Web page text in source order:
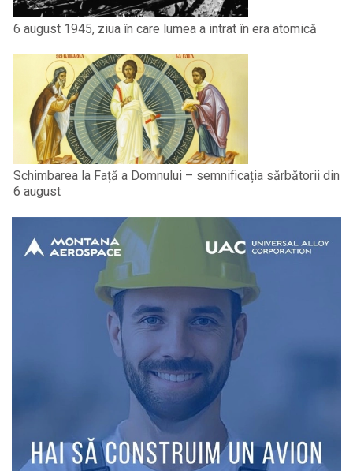
6 august 1945, ziua în care lumea a intrat în era atomică
Schimbarea la Față a Domnului – semnificația sărbătorii din
6 august